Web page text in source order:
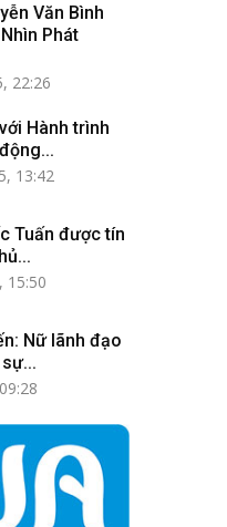
Văn Bình
Phát
22:26
Hành trình
13:42
Tuấn được tín
15:50
Nữ lãnh đạo